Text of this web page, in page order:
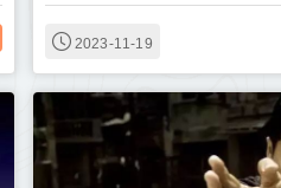
2023-11-19